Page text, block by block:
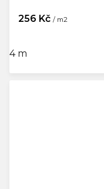
256 Kč / m2
4 m